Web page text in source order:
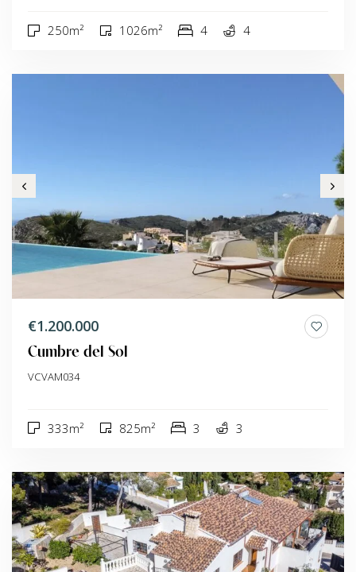
250m² 1026m² 4 4
€1.200.000
Cumbre del Sol
VCVAM034
333m² 825m² 3 3